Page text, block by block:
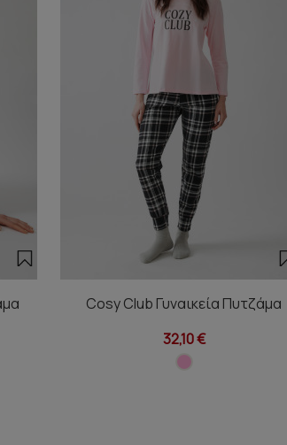
Cosy Club Γυναικεία Πυτζάμα
32,10 €